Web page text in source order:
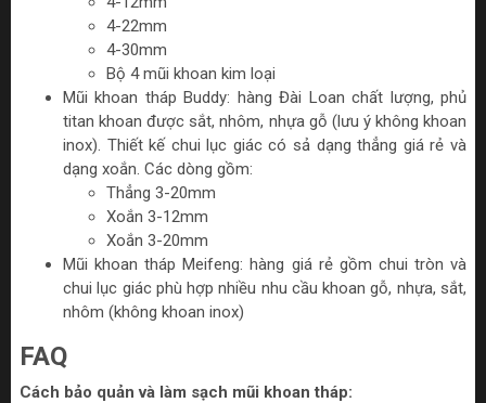
4-22mm
4-30mm
Bộ 4 mũi khoan kim loại
Mũi khoan tháp Buddy: hàng Đài Loan chất lượng, phủ
titan khoan được sắt, nhôm, nhựa gỗ (lưu ý không khoan
inox). Thiết kế chui lục giác có sả dạng thẳng giá rẻ và
dạng xoắn. Các dòng gồm:
Thẳng 3-20mm
Xoắn 3-12mm
Xoắn 3-20mm
Mũi khoan tháp Meifeng: hàng giá rẻ gồm chui tròn và
chui lục giác phù hợp nhiều nhu cầu khoan gỗ, nhựa, sắt,
nhôm (không khoan inox)
FAQ
Cách bảo quản và làm sạch mũi khoan tháp: